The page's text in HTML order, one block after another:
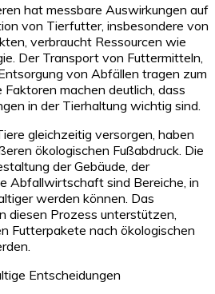
hat messbare Auswirkungen auf
von Tierfutter, insbesondere von
verbraucht Ressourcen wie
Der Transport von Futtermitteln,
von Abfällen tragen zum
machen deutlich, dass
in der Tierhaltung wichtig sind.
gleichzeitig versorgen, haben
ökologischen Fußabdruck. Die
der Gebäude, der
Abfallwirtschaft sind Bereiche, in
werden können. Das
diesen Prozess unterstützen,
Futterpakete nach ökologischen
Entscheidungen